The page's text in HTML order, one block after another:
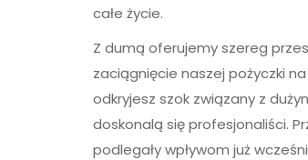
całe życie.
Z dumą oferujemy szereg
zaciągnięcie naszej pożyczki
odkryjesz szok związany z
doskonalą się profesjonaliści.
podlegały wpływom już